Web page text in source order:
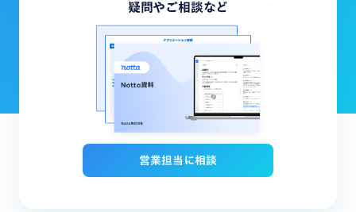
疑問やご相談など
営業担当に相談